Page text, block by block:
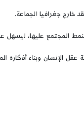
خارج جغرافيا الجماعة.
المجتمع عليها، ليسهل
الإنسان وبناء أفكاره